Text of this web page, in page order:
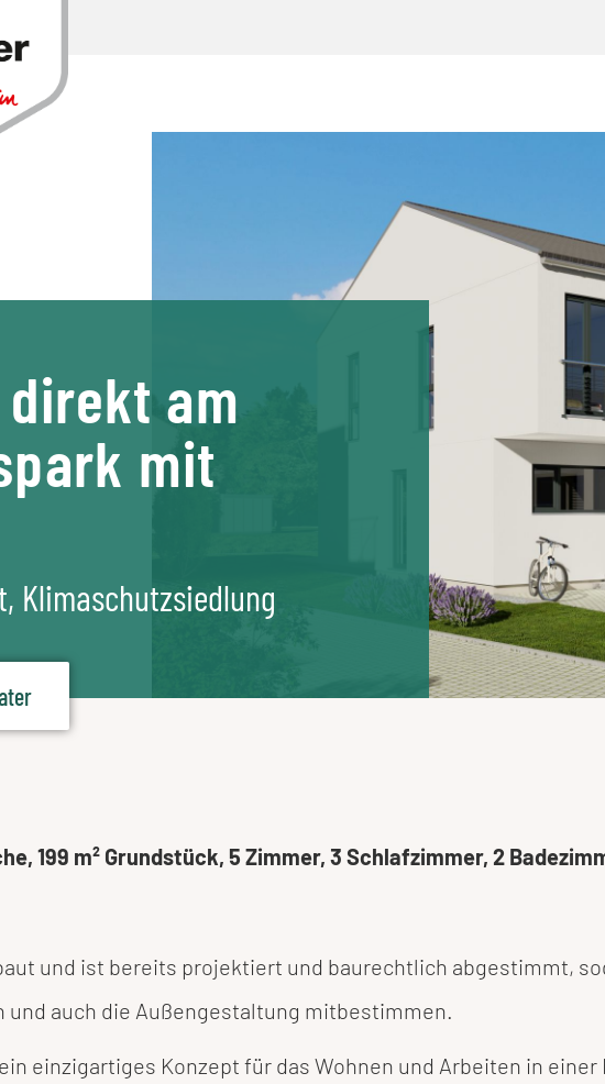
direkt am
mit
Klimaschutzsiedlung
199 m² Grundstück, 5 Zimmer, 3 Schlafzimmer, 2
und ist bereits projektiert und baurechtlich abgestimmt,
und auch die Außengestaltung mitbestimmen.
einzigartiges Konzept für das Wohnen und Arbeiten in